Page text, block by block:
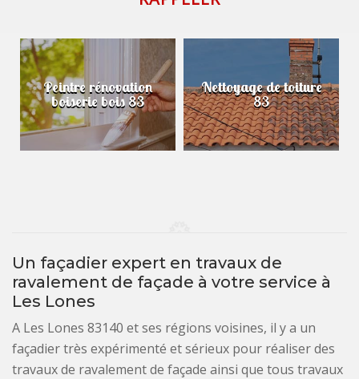
Peintre rénovation
boiserie bois 83
Nettoyage de toiture
83
Un façadier expert en travaux de
ravalement de façade à votre service à
Les Lones
A Les Lones 83140 et ses régions voisines, il y a un
façadier très expérimenté et sérieux pour réaliser des
travaux de ravalement de façade ainsi que tous travaux